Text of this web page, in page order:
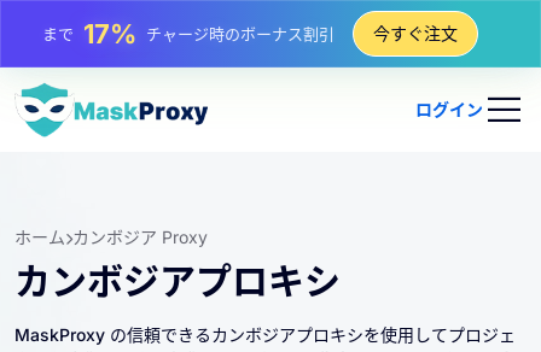
まで25%静的 IP 購入の割引
まで 81%
今すぐ注文
ログイン
ホーム カンボジア Proxy
カンボジアプロキシ
MaskProxy の信頼できるカンボジアプロキシを使用してプロジェ